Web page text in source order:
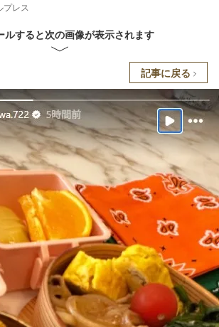
プレス
ルすると次の画像が表示されます
記事に戻る